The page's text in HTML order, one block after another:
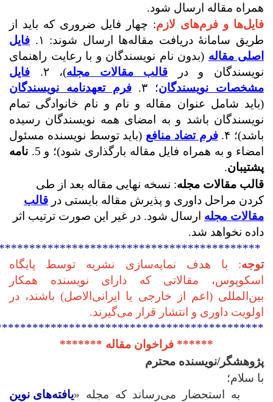
همراه مقاله ارسال شود.
فایل‌ها و فرم‌های لازم: چهار فایل ضروری که باید از
طریق سامانۀ دریافت مقاله‌ها ارسال شوند: ۱.
فایل
اصلی مقاله (بدون نام نویسندگان و با رعایت راهنمای
نویسندگان و در قالب مقالات مجله)، ۲.
فایل
مشخصات نویسندگان؛ ۳.
فرم تعهدنامه نویسندگان
(باید شامل عنوان مقاله و نام و نام خانوادگی تمام
نویسندگان باشد و به امضای همه نویسندگان رسیده
باشد)؛ ۴.
فرم تضاد منافع (باید توسط نویسنده مسئول
امضاء و به همراه فایل مقاله بارگذاری شود)؛ و 5.
نامه
پشتیبان.
قالب مقالات مجله: نسخه نهایی مقاله بعد از طی
کردن مراحل داوری و پذیرش مقاله بایستی در قالب
مقالات مجله ارسال شود. در غیر این صورت ترتیب اثر
داده نخواهد شد.
توجه: با هدف نمایه‌سازی نشریه توسط پایگاه
اسکوپوس، مقالاتی که دارای نویسنده همکار
بین‌المللی (اعم از خارجی یا ایرانی‌الاصل) باشند، در
اولویت داوری و انتشار قرار می‌گیرند.
****** فراخوان مقاله *******
پژوهشگر/نویسنده محترم
با سلام؛
به استحضار می‌رساند که مجله «یافته‌های نوین